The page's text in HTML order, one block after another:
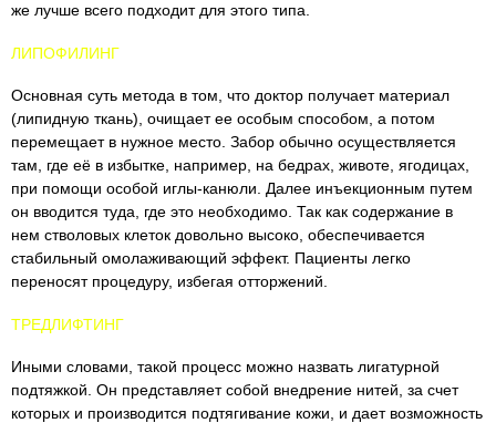
же лучше всего подходит для этого типа.
ЛИПОФИЛИНГ
Основная суть метода в том, что доктор получает материал
(липидную ткань), очищает ее особым способом, а потом
перемещает в нужное место. Забор обычно осуществляется
там, где её в избытке, например, на бедрах, животе, ягодицах,
при помощи особой иглы-канюли. Далее инъекционным путем
он вводится туда, где это необходимо. Так как содержание в
нем стволовых клеток довольно высоко, обеспечивается
стабильный омолаживающий эффект. Пациенты легко
переносят процедуру, избегая отторжений.
ТРЕДЛИФТИНГ
Иными словами, такой процесс можно назвать лигатурной
подтяжкой. Он представляет собой внедрение нитей, за счет
которых и производится подтягивание кожи, и дает возможность